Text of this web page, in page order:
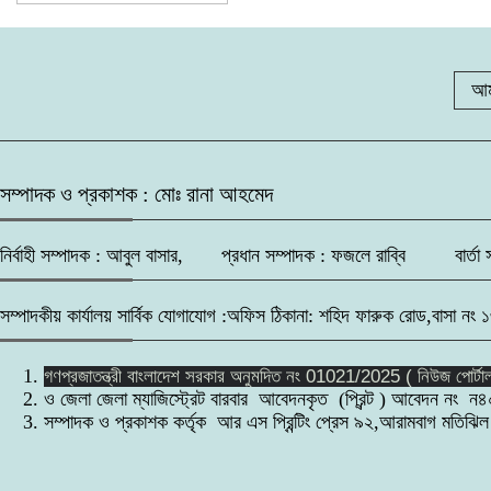
৭
৮
সম্পাদক ও প্রকাশক : মোঃ রানা আহমেদ
নির্বাহী সম্পাদক : আবুল বাসার, প্রধান সম্পাদক : ফজলে রাব্বি বার্তা
সম্পাদকীয় কার্যালয় সার্বিক যোগাযোগ :অফিস ঠিকানা: শহিদ ফারুক
গণপ্রজাতন্ত্রী বাংলাদেশ সরকার অনুমদিত নং 01021/2025 ( নিউজ
ও জেলা জেলা ম্যাজিস্ট্রেট বারবার আবেদনকৃত (প্রিন্ট ) আবেদন নং
সম্পাদক ও প্রকাশক কর্তৃক আর এস প্রিন্টিং প্রেস ৯২,আরামবাগ মতিঝিল